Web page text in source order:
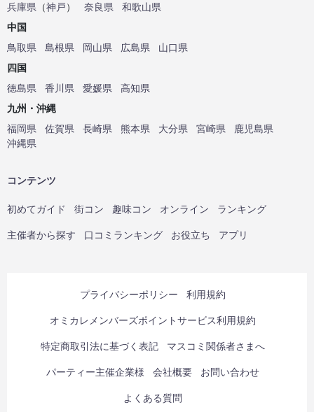
兵庫県 （神戸） 奈良県
和歌山県
中国
鳥取県
島根県 岡山県 広島県
山口県
四国
徳島県
香川県 愛媛県
高知県
九州・沖縄
福岡県
佐賀県 長崎県 熊本県 大分県 宮崎県
鹿児島県
沖縄県
コンテンツ
初めてガイド 街コン 趣味コン オンライン ランキング
主催者から探す 口コミランキング お役立ち アプリ
プライバシーポリシー 利用規約
オミカレメンバーズポイントサービス利用規約
特定商取引法に基づく表記 マスコミ関係者さまへ
パーティー主催企業様 会社概要 お問い合わせ
よくある質問